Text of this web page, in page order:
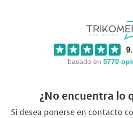
basado en 5770
¿No encuentra lo
Si desea ponerse en contacto